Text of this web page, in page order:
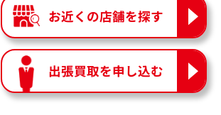
お近くの店舗を探す
出張買取を申し込む